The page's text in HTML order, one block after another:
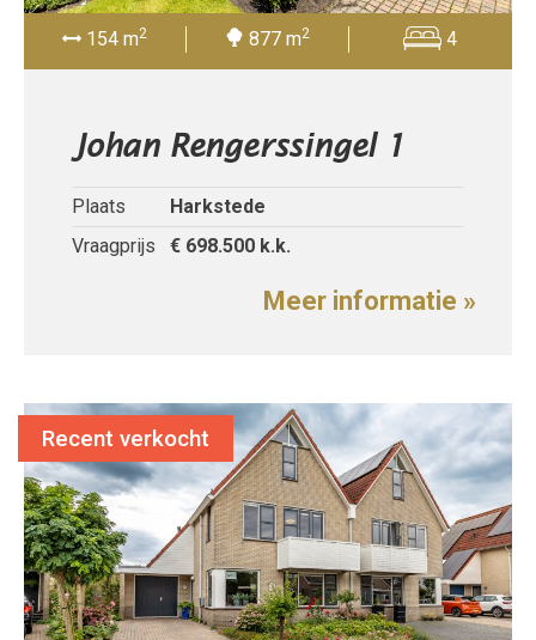
154 m2 877 m2 4
Johan Rengerssingel 1
Plaats
Harkstede
Vraagprijs
€ 698.500 k.k.
Meer informatie »
Recent verkocht